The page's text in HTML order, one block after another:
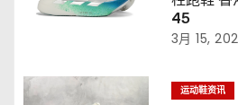
45
3月 15,
运动鞋资讯